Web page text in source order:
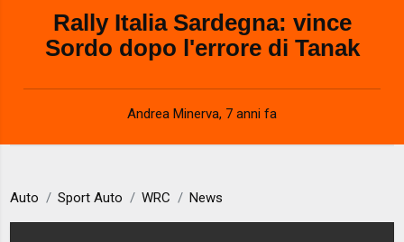
Rally Italia Sardegna: vince
Sordo dopo l'errore di Tanak
Andrea Minerva, 7 anni fa
Auto Sport Auto WRC News